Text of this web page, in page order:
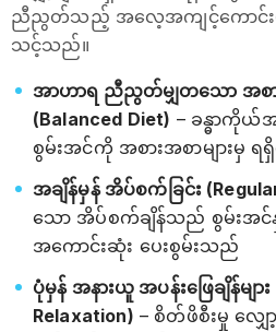
ညီညွတ်သည့် အလေ့အကျင့်ကောင်းမ
သင့်သည်။
အာဟာရ ညီညွတ်မျှတသော အစား
(Balanced Diet) – ခန္ဓာကို
စွမ်းအင်ကို အစားအစာများမှ
အချိန်မှန် အိပ်စက်ခြင်း
သော အိပ်စက်ချိန်သည် စွမ်းအ
အကောင်းဆုံး ပေးစွမ်းသည်
ပုံမှန် အနားယူ အပန်းဖြေချိန်မျာ
Relaxation) – စိတ်ဖိစီးမှု လျှေ